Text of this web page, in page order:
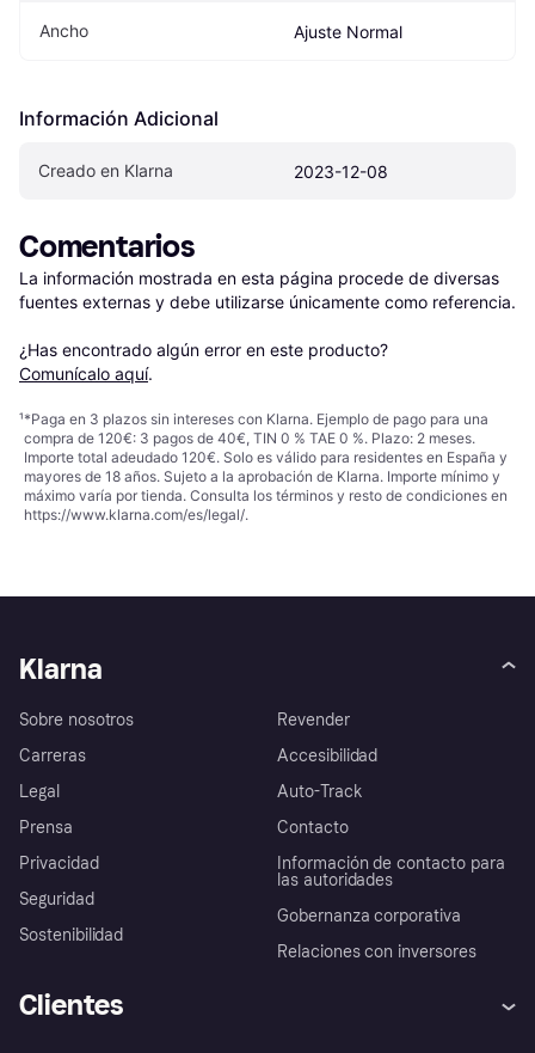
Ancho Ajuste Normal
Información Adicional
Creado en Klarna 2023-12-08
Comentarios
La información mostrada en esta página procede de diversas
fuentes externas y debe utilizarse únicamente como referencia.
¿Has encontrado algún error en este producto?
Comunícalo aquí.
¹*Paga en 3 plazos sin intereses con Klarna. Ejemplo de pago para una
compra de 120€: 3 pagos de 40€, TIN 0 % TAE 0 %. Plazo: 2 meses.
Importe total adeudado 120€. Solo es válido para residentes en España y
mayores de 18 años. Sujeto a la aprobación de Klarna. Importe mínimo y
máximo varía por tienda. Consulta los términos y resto de condiciones en
https://www.klarna.com/es/legal/.
Klarna
Sobre nosotros
Carreras
Legal
Prensa
Privacidad
Seguridad
Sostenibilidad
Revender
Accesibilidad
Auto-Track
Contacto
Información de contacto para
las autoridades
Gobernanza corporativa
Relaciones con inversores
Clientes